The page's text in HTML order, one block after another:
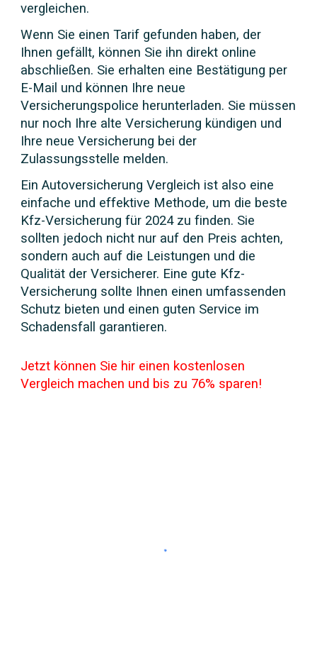
vergleichen.
Wenn Sie einen Tarif gefunden haben, der
Ihnen gefällt, können Sie ihn direkt online
abschließen. Sie erhalten eine Bestätigung per
E-Mail und können Ihre neue
Versicherungspolice herunterladen. Sie müssen
nur noch Ihre alte Versicherung kündigen und
Ihre neue Versicherung bei der
Zulassungsstelle melden.
Ein Autoversicherung Vergleich ist also eine
einfache und effektive Methode, um die beste
Kfz-Versicherung für 2024 zu finden. Sie
sollten jedoch nicht nur auf den Preis achten,
sondern auch auf die Leistungen und die
Qualität der Versicherer. Eine gute Kfz-
Versicherung sollte Ihnen einen umfassenden
Schutz bieten und einen guten Service im
Schadensfall garantieren.
Jetzt können Sie hir einen kostenlosen
Vergleich machen und bis zu 76% sparen!